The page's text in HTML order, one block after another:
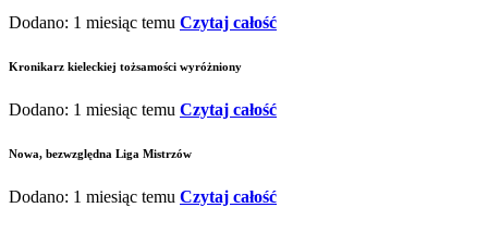
Dodano: 1 miesiąc temu Czytaj całość
Kronikarz kieleckiej tożsamości wyróżniony
Dodano: 1 miesiąc temu Czytaj całość
Nowa, bezwzględna Liga Mistrzów
Dodano: 1 miesiąc temu Czytaj całość